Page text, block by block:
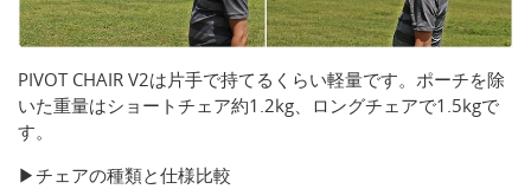
PIVOT CHAIR V2は片手で持てるくらい軽量です。ポーチを除
いた重量はショートチェア約1.2kg、ロングチェアで1.5kgで
す。
​▶チェアの種類と仕様比較